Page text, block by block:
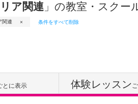
ア関連 」の教室・スクー
関連 条件をすべて削除
とに表示 体験レッスン